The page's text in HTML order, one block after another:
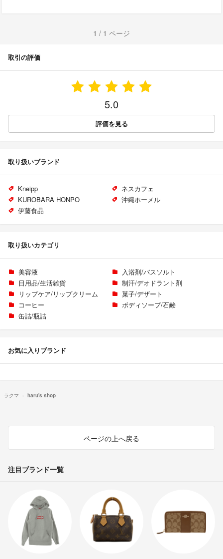
1 / 1 ページ
取引の評価
5.0
評価を見る
取り扱いブランド
Kneipp
ネスカフェ
KUROBARA HONPO
沖縄ホーメル
伊藤食品
取り扱いカテゴリ
美容液
入浴剤/バスソルト
日用品/生活雑貨
制汗/デオドラント剤
リップケア/リップクリーム
菓子/デザート
コーヒー
ボディソープ/石鹸
缶詰/瓶詰
お気に入りブランド
ラクマ haru's shop
ページの上へ戻る
注目ブランド一覧